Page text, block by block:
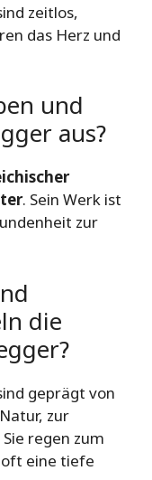
zeitlos,
das Herz und
und
aus?
. Sein Werk ist
zur
die
geprägt von
zur
regen zum
eine tiefe